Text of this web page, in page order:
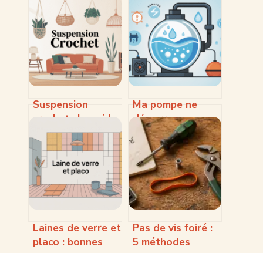
Suspension
crochet : le guide
complet pour bien
choisir et
installer
Ma pompe ne
démarre pas
automatiquement
: solutions
simples et
efficaces
Laines de verre et
placo : bonnes
Pas de vis foiré :
5 méthodes